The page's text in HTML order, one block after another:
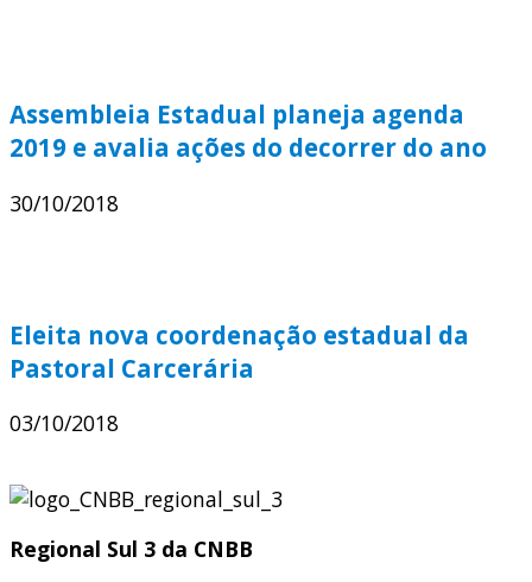
Assembleia Estadual planeja agenda
2019 e avalia ações do decorrer do ano
30/10/2018
Eleita nova coordenação estadual da
Pastoral Carcerária
03/10/2018
Regional Sul 3 da CNBB